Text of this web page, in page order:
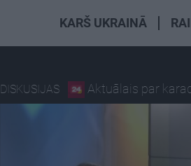
KARŠ UKRAINĀ
DISKUSIJAS Aktuālais par